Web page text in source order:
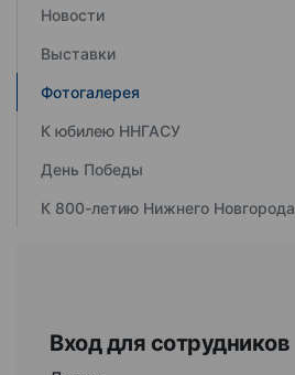
Новости
Выставки
Фотогалерея
К юбилею ННГАСУ
День Победы
К 800-летию Нижнего Новгорода
Вход для сотрудников